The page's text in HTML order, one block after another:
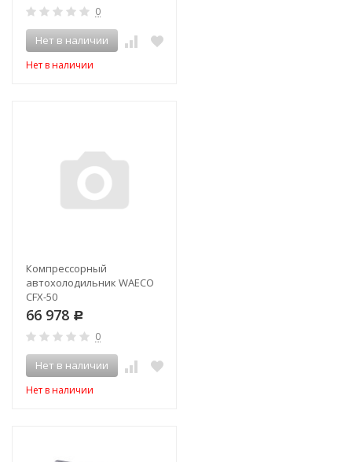
0
Нет в наличии
Нет в наличии
Компрессорный
автохолодильник WAECO
CFX-50
66 978 Р
0
Нет в наличии
Нет в наличии